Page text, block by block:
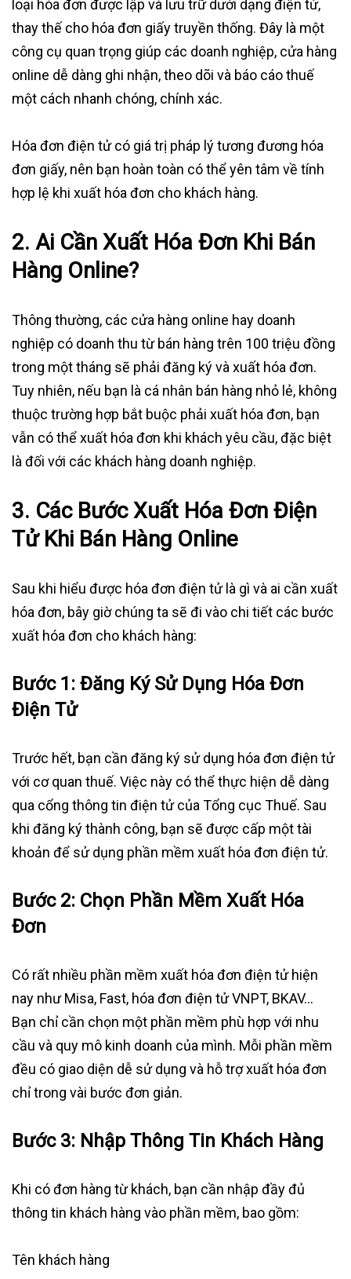
loại hóa đơn được lập và lưu trữ dưới dạng điện tử,
thay thế cho hóa đơn giấy truyền thống. Đây là một
công cụ quan trọng giúp các doanh nghiệp, cửa hàng
online dễ dàng ghi nhận, theo dõi và báo cáo thuế
một cách nhanh chóng, chính xác.
Hóa đơn điện tử có giá trị pháp lý tương đương hóa
đơn giấy, nên bạn hoàn toàn có thể yên tâm về tính
hợp lệ khi xuất hóa đơn cho khách hàng.
2. Ai Cần Xuất Hóa Đơn Khi Bán
Hàng Online?
Thông thường, các cửa hàng online hay doanh
nghiệp có doanh thu từ bán hàng trên 100 triệu đồng
trong một tháng sẽ phải đăng ký và xuất hóa đơn.
Tuy nhiên, nếu bạn là cá nhân bán hàng nhỏ lẻ, không
thuộc trường hợp bắt buộc phải xuất hóa đơn, bạn
vẫn có thể xuất hóa đơn khi khách yêu cầu, đặc biệt
là đối với các khách hàng doanh nghiệp.
3. Các Bước Xuất Hóa Đơn Điện
Tử Khi Bán Hàng Online
Sau khi hiểu được hóa đơn điện tử là gì và ai cần xuất
hóa đơn, bây giờ chúng ta sẽ đi vào chi tiết các bước
xuất hóa đơn cho khách hàng:
Bước 1: Đăng Ký Sử Dụng Hóa Đơn
Điện Tử
Trước hết, bạn cần đăng ký sử dụng hóa đơn điện tử
với cơ quan thuế. Việc này có thể thực hiện dễ dàng
qua cổng thông tin điện tử của Tổng cục Thuế. Sau
khi đăng ký thành công, bạn sẽ được cấp một tài
khoản để sử dụng phần mềm xuất hóa đơn điện tử.
Bước 2: Chọn Phần Mềm Xuất Hóa
Đơn
Có rất nhiều phần mềm xuất hóa đơn điện tử hiện
nay như Misa, Fast, hóa đơn điện tử VNPT, BKAV…
Bạn chỉ cần chọn một phần mềm phù hợp với nhu
cầu và quy mô kinh doanh của mình. Mỗi phần mềm
đều có giao diện dễ sử dụng và hỗ trợ xuất hóa đơn
chỉ trong vài bước đơn giản.
Bước 3: Nhập Thông Tin Khách Hàng
Khi có đơn hàng từ khách, bạn cần nhập đầy đủ
thông tin khách hàng vào phần mềm, bao gồm:
Tên khách hàng